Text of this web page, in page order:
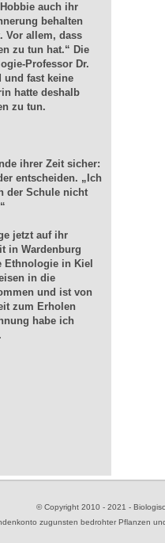
auch ihr
behalten
Vor allem, dass
zu tun hat.“ Die
Professor Dr.
und fast keine
hatte deshalb
zu tun.
ihrer Zeit sicher:
entscheiden. „Ich
der Schule nicht
jetzt auf ihr
in Wardenburg
Ethnologie in Kiel
in die
und ist von
zum Erholen
habe ich
© Copyright 2010 - 2021 -
zugunsten bedrohter Pflanzen